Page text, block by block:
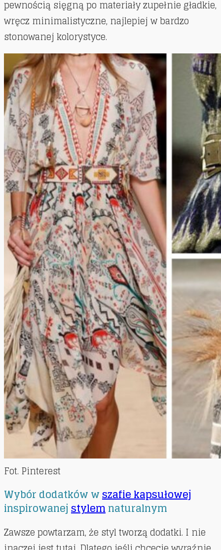
pewnością sięgną po materiały zupełnie gładkie,
wręcz minimalistyczne, najlepiej w bardzo
stonowanej kolorystyce.
Fot. Pinterest
Wybór dodatków wszafie kapsułowej
inspirowanejstylemnaturalnym
Zawsze powtarzam, że styl tworzą dodatki. I nie